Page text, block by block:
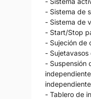
- Sistema de
- Sistema de
- Start/Stop
- Sujeción de
- Sujetavasos
- Suspensión
- Tablero de